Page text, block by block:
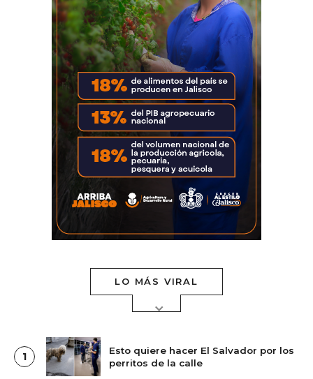
LO MÁS VIRAL
1
Esto quiere hacer El Salvador por los
perritos de la calle